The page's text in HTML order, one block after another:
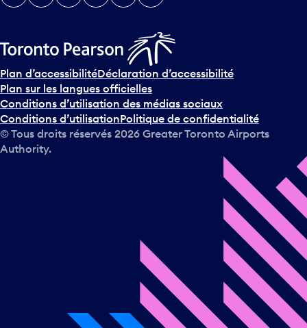
Plan d’accessibilitéDéclaration d’accessibilité
Plan sur les langues officielles
Conditions d’utilisation des médias sociaux
Conditions d’utilisationPolitique de confidentialité
© Tous droits réservés 2026 Greater Toronto Airports
Authority.